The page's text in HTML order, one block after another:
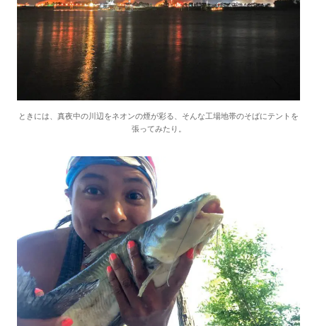
ときには、真夜中の川辺をネオンの煙が彩る、そんな工場地帯のそばにテントを
張ってみたり。